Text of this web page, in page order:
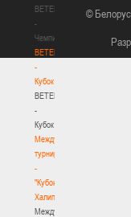
BETERA
-
Чемпионат
BETERA
-
Кубок
BETERA
-
Кубок
Международный
турнир
-
"Кубок
Халипского"
Международный
©